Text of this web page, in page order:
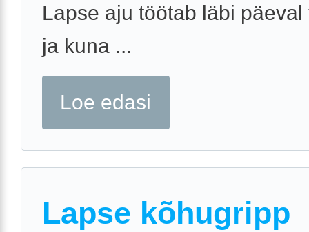
Lapse aju töötab läbi päeval
ja kuna ...
Loe edasi
Lapse kõhugripp